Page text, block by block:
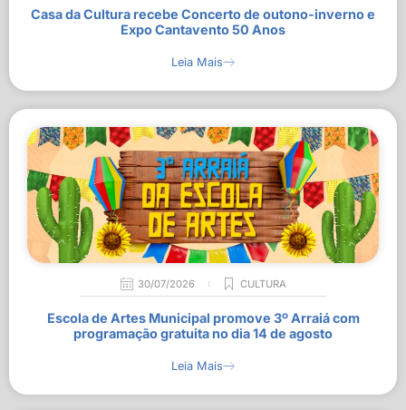
Casa da Cultura recebe Concerto de outono-inverno e
Expo Cantavento 50 Anos
Leia Mais
30/07/2026 CULTURA
Escola de Artes Municipal promove 3º Arraiá com
programação gratuita no dia 14 de agosto
Leia Mais